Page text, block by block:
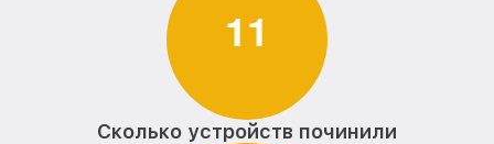
11
Сколько устройств починили